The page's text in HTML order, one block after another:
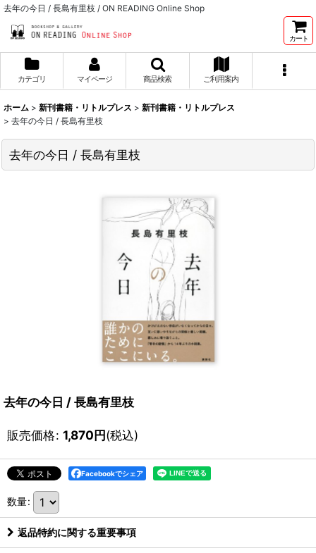
去年の今日 / 長島有里枝 / ON READING Online Shop
カート
カテゴリ マイページ 商品検索 ご利用案内
ホーム > 新刊書籍・リトルプレス > 新刊書籍・リトルプレス
> 去年の今日 / 長島有里枝
去年の今日 / 長島有里枝
去年の今日 / 長島有里枝
販売価格: 1,870円(税込)
Facebookでシェア
数量:
返品特約に関する重要事項